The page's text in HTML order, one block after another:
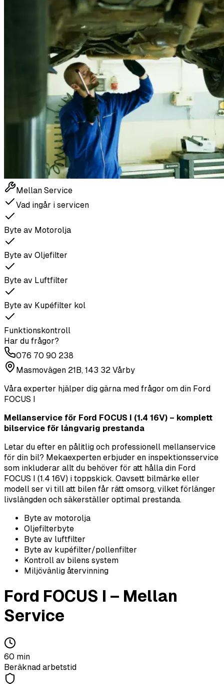
Mellan Service
Vad ingår i servicen
Byte av Motorolja
Byte av Oljefilter
Byte av Luftfilter
Byte av Kupéfilter kol
Funktionskontroll
Har du frågor?
076 70 90 238
Masmovägen 21B, 143 32 Vårby
Våra experter hjälper dig gärna med frågor om din Ford
FOCUS I
Mellanservice för Ford FOCUS I (1.4 16V) – komplett
bilservice för långvarig prestanda
Letar du efter en pålitlig och professionell mellanservice
för din bil? Mekaexperten erbjuder en inspektionsservice
som inkluderar allt du behöver för att hålla din Ford
FOCUS I (1.4 16V) i toppskick. Oavsett bilmärke eller
modell ser vi till att bilen får rätt omsorg, vilket förlänger
livslängden och säkerställer optimal prestanda.
Byte av motorolja
Oljefilterbyte
Byte av luftfilter
Byte av kupéfilter/pollenfilter
Kontroll av bilens system
Miljövänlig återvinning
Ford FOCUS I – Mellan
Service
60 min
Beräknad arbetstid